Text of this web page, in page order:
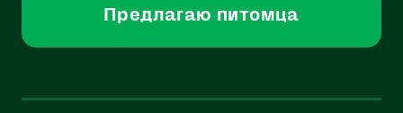
Предлагаю питомца